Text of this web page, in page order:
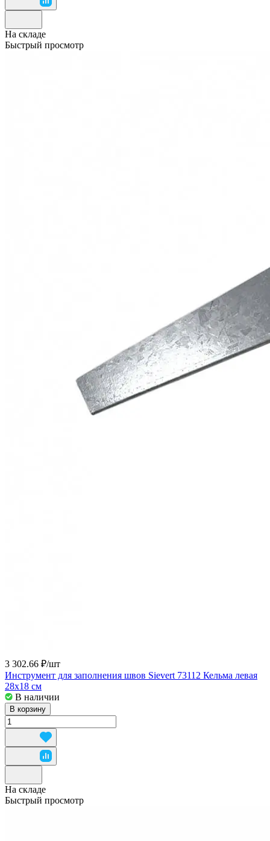
На складе
Быстрый просмотр
3 302.66 ₽/шт
Инструмент для заполнения швов Sievert 73112 Кельма левая
28x18 см
В наличии
В корзину
На складе
Быстрый просмотр